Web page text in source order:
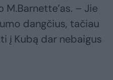
– Jie
dangčius, tačiau
į Kubą dar nebaigus